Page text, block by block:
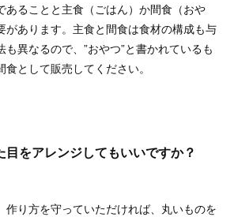
あることと主食（ごはん）か間食（おや
があります。主食と間食は食材の構成も与
も異なるので、”おやつ”と書かれているも
として販売してください。
目をアレンジしてもいいですか？
作り方を守っていただければ、丸いものを